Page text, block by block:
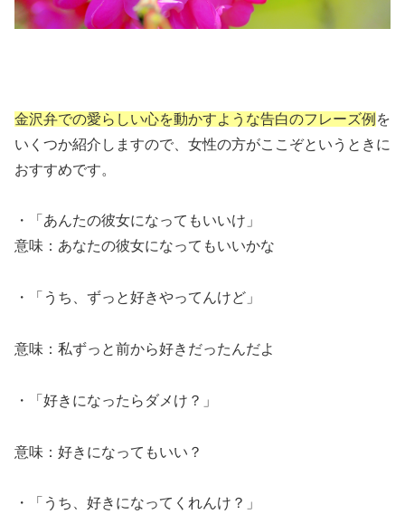
金沢弁での愛らしい心を動かすような告白のフレーズ例 を
いくつか紹介しますので、女性の方がここぞというときに
おすすめです。
・「あんたの彼女になってもいいけ」
意味：あなたの彼女になってもいいかな
・「うち、ずっと好きやってんけど」
意味：私ずっと前から好きだったんだよ
・「好きになったらダメけ？」
意味：好きになってもいい？
・「うち、好きになってくれんけ？」